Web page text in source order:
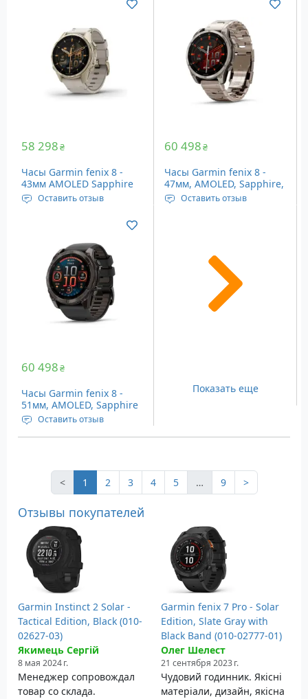
Память: 32 GB
Вес: 73 грамма
Сапфировое стекло
Память: 32 GB
Вес: 102 грамма
58 298₴
Часы Garmin fenix 8 -
43мм AMOLED Sapphire
Soft Gold with Limestone
Leather Band
Оставить отзыв
Дисплей: 1.3” (33 мм), 416
Память: 32 GB
Вес: 66 граммов
Сапфировое стекло
60 498₴
Часы Garmin fenix 8 -
47мм, AMOLED, Sapphire,
Titanium (010-02904-40)
Оставить отзыв
Вес: 73 грамма
Сапфировое стекло
60 498₴
Часы Garmin fenix 8 -
51мм, AMOLED, Sapphire
Carbon Gray DLC Titanium
with Black/Pebble Gray
Silicone Band
Оставить отзыв
Дисплей: 1.4” (35.56 мм),
Память: 32 Гб
Вес: 92 грамма
Показать еще
< 1 2 3 4 5 … 9 >
Отзывы покупателей
Garmin Instinct 2 Solar -
Tactical Edition, Black (010-
02627-03)
Якимець Сергій
8 мая 2024 г.
Менеджер сопровождал
товар со склада.
Garmin fenix 7 Pro - Solar
Edition, Slate Gray with
Black Band (010-02777-01)
Олег Шелест
21 сентября 2023 г.
Чудовий годинник. Якісні
матеріали, дизайн, якісна